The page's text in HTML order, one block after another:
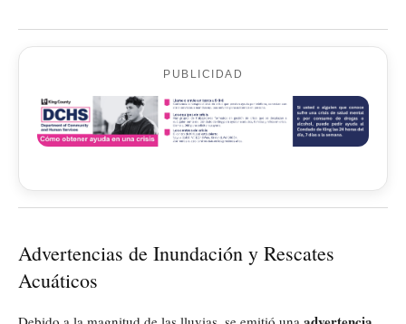
PUBLICIDAD
Advertencias de Inundación y Rescates
Acuáticos